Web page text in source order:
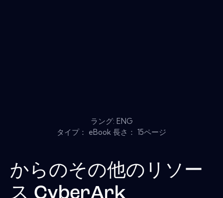
ラング: ENG
タイプ： eBook 長さ： 15ページ
からのその他のリソー
ス CyberArk